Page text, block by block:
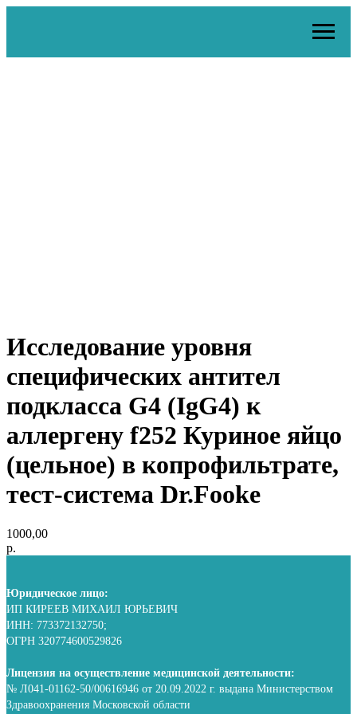
Исследование уровня
специфических антител
подкласса G4 (IgG4) к
аллергену f252 Куриное яйцо
(цельное) в копрофильтрате,
тест-система Dr.Fooke
1000,00
р.
Юридическое лицо:
ИП КИРЕЕВ МИХАИЛ ЮРЬЕВИЧ
ИНН: 773372132750;
ОГРН 320774600529826
Лицензия на осуществление медицинской деятельности:
№ Л041-01162-50/00616946 от 20.09.2022 г. выдана Министерством
Здравоохранения Московской области